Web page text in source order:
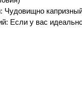
Чудовищно
Если у вас